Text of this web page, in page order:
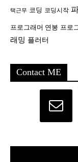
택근무 코딩 코딩시작
프로그래머 연봉 프로
래밍 플러터
Contact ME